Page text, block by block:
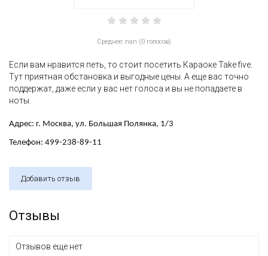
Среднее: nan (0 голосов)
Если вам нравится петь, то стоит посетить Караоке Take five.
Тут приятная обстановка и выгодные цены. А еще вас точно
поддержат, даже если у вас нет голоса и вы не попадаете в
ноты.
Адрес: г. Москва, ул. Большая Полянка, 1/3
Телефон: 499-238-89-11
Добавить отзыв
Отзывы
Отзывов еще нет